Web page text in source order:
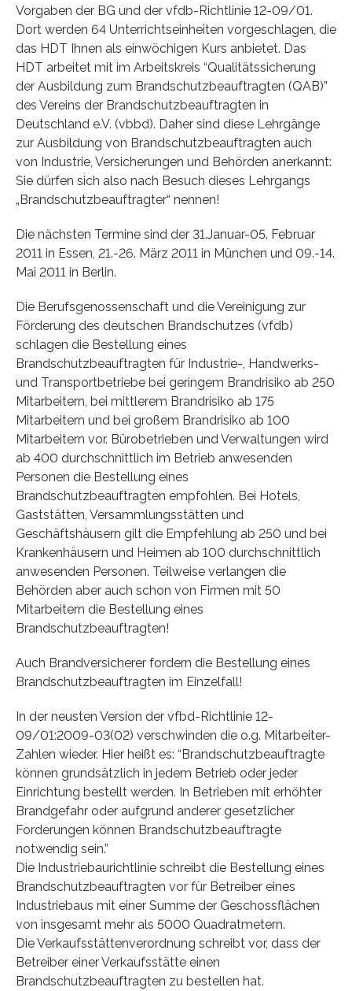
Vorgaben der BG und der vfdb-Richtlinie 12-09/01.
Dort werden 64 Unterrichtseinheiten vorgeschlagen, die
das HDT Ihnen als einwöchigen Kurs anbietet. Das
HDT arbeitet mit im Arbeitskreis “Qualitätssicherung
der Ausbildung zum Brandschutzbeauftragten (QAB)”
des Vereins der Brandschutzbeauftragten in
Deutschland e.V. (vbbd). Daher sind diese Lehrgänge
zur Ausbildung von Brandschutzbeauftragten auch
von Industrie, Versicherungen und Behörden anerkannt:
Sie dürfen sich also nach Besuch dieses Lehrgangs
„Brandschutzbeauftragter“ nennen!
Die nächsten Termine sind der 31.Januar-05. Februar
2011 in Essen, 21.-26. März 2011 in München und 09.-14.
Mai 2011 in Berlin.
Die Berufsgenossenschaft und die Vereinigung zur
Förderung des deutschen Brandschutzes (vfdb)
schlagen die Bestellung eines
Brandschutzbeauftragten für Industrie-, Handwerks-
und Transportbetriebe bei geringem Brandrisiko ab 250
Mitarbeitern, bei mittlerem Brandrisiko ab 175
Mitarbeitern und bei großem Brandrisiko ab 100
Mitarbeitern vor. Bürobetrieben und Verwaltungen wird
ab 400 durchschnittlich im Betrieb anwesenden
Personen die Bestellung eines
Brandschutzbeauftragten empfohlen. Bei Hotels,
Gaststätten, Versammlungsstätten und
Geschäftshäusern gilt die Empfehlung ab 250 und bei
Krankenhäusern und Heimen ab 100 durchschnittlich
anwesenden Personen. Teilweise verlangen die
Behörden aber auch schon von Firmen mit 50
Mitarbeitern die Bestellung eines
Brandschutzbeauftragten!
Auch Brandversicherer fordern die Bestellung eines
Brandschutzbeauftragten im Einzelfall!
In der neusten Version der vfbd-Richtlinie 12-
09/01:2009-03(02) verschwinden die o.g. Mitarbeiter-
Zahlen wieder. Hier heißt es: “Brandschutzbeauftragte
können grundsätzlich in jedem Betrieb oder jeder
Einrichtung bestellt werden. In Betrieben mit erhöhter
Brandgefahr oder aufgrund anderer gesetzlicher
Forderungen können Brandschutzbeauftragte
notwendig sein.”
Die Industriebaurichtlinie schreibt die Bestellung eines
Brandschutzbeauftragten vor für Betreiber eines
Industriebaus mit einer Summe der Geschossflächen
von insgesamt mehr als 5000 Quadratmetern.
Die Verkaufsstättenverordnung schreibt vor, dass der
Betreiber einer Verkaufsstätte einen
Brandschutzbeauftragten zu bestellen hat.